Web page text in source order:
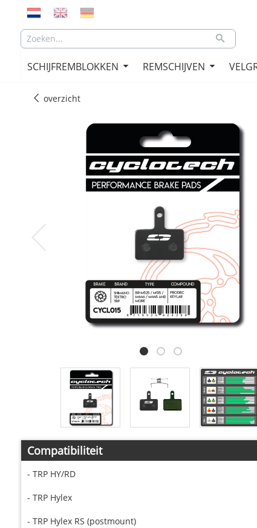
SCHIJFREMBLOKKEN REMSCHIJVEN
overzicht
Compatibiliteit
- TRP HY/RD
- TRP Hylex
- TRP Hylex RS (postmount)